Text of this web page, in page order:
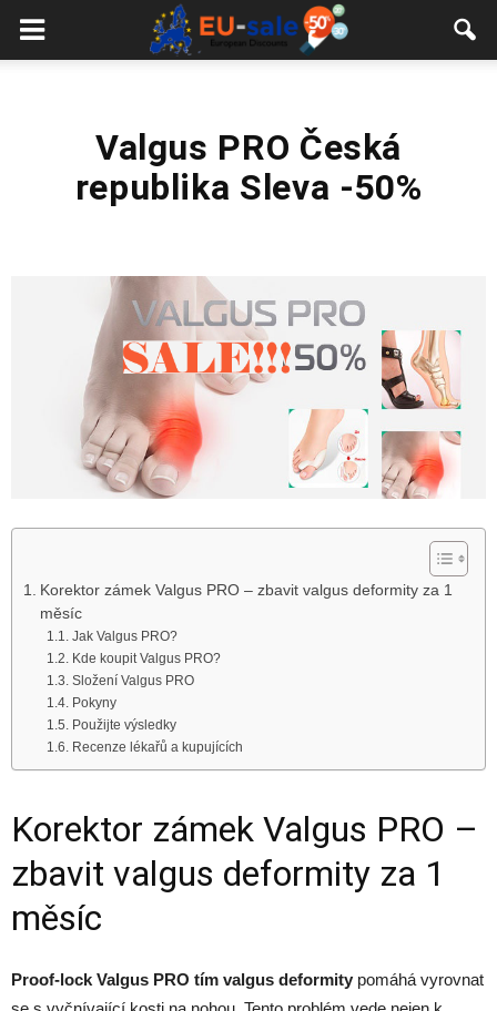
European
Valgus PRO Česká
republika Sleva -50%
Korektor zámek Valgus PRO – zbavit valgus deformity za 1
měsíc
Jak Valgus PRO?
Kde koupit Valgus PRO?
Složení Valgus PRO
Pokyny
Použijte výsledky
Recenze lékařů a kupujících
Korektor zámek Valgus PRO –
zbavit valgus deformity za 1
měsíc
Proof-lock Valgus PRO tím valgus deformity pomáhá vyrovnat